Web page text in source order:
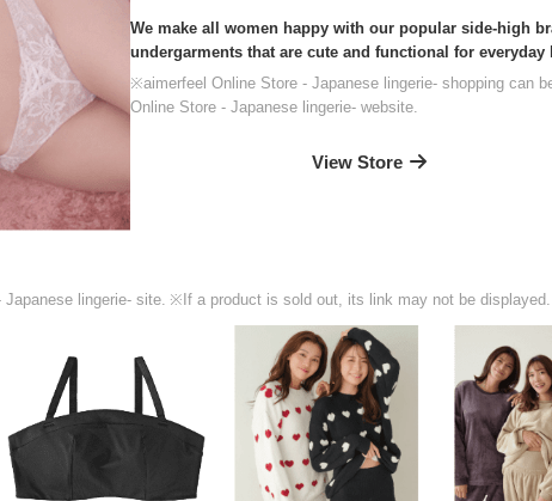
We make all women happy with our popular side-high
undergarments that are cute and functional for everyday
※aimerfeel Online Store - Japanese lingerie- shopping can
Online Store - Japanese lingerie- website.
View Store
lingerie- site. ※If a product is sold out, its link may not be displayed.